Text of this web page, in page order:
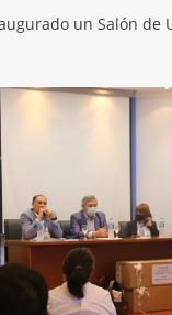
un Salón de